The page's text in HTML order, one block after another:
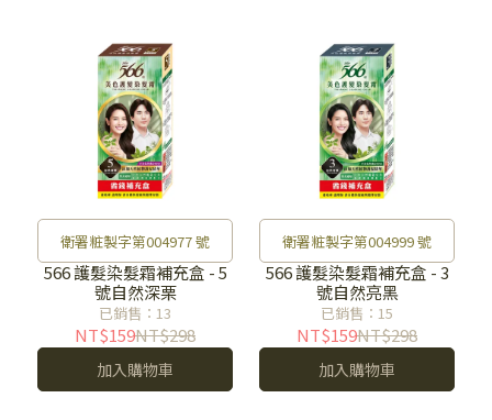
衛署粧製字第004977 號
566 護髮染髮霜補充盒 - 5
號自然深栗
已銷售：13
NT$159NT$298
加入購物車
衛署粧製字第004999 號
566 護髮染髮霜補充盒 - 3
號自然亮黑
已銷售：15
NT$159NT$298
加入購物車